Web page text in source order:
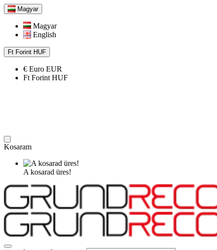
Magyar
Magyar
English
Ft Forint HUF
€ Euro EUR
Ft Forint HUF
Kosaram
A kosarad üres!